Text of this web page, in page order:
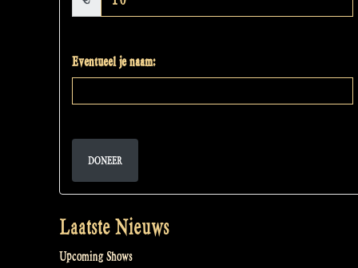
Eventueel je naam:
DONEER
Laatste Nieuws
Upcoming Shows